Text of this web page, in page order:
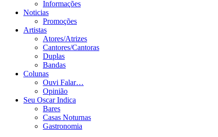
Informações
Noticias
Promoções
Artistas
Atores/Atrizes
Cantores/Cantoras
Duplas
Bandas
Colunas
Ouvi Falar…
Opinião
Seu Oscar Indica
Bares
Casas Noturnas
Gastronomia